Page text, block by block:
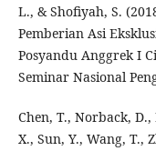
L., & Shofiyah, S.
Pemberian Asi
Posyandu Anggrek I
Seminar Nasional
Chen, T., Norback, D.,
X., Sun, Y., Wang, T.,